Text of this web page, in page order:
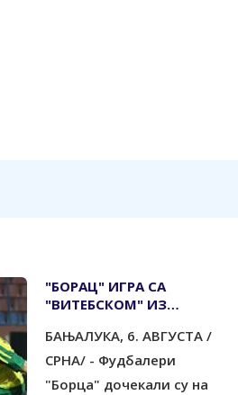
"БОРАЦ" ИГРА СА
"ВИТЕБСКОМ" ИЗ
БАЊАЛУКА, 6. АВГУСТА /
СРНА/ - Фудбалери
"Борца" дочекали су на